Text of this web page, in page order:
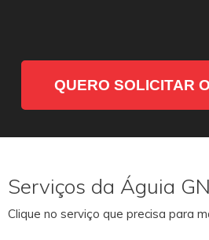
QUERO SOLICITAR
Serviços da Águia
Clique no serviço que precisa para